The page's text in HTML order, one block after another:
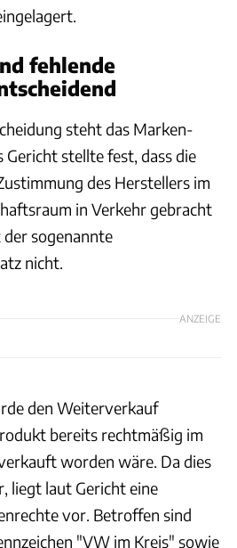
fehlende
steht das Marken-
Gericht stellte fest, dass die
des Herstellers im
in Verkehr gebracht
sogenannte
nicht.
ANZEIGE
den Weiterverkauf
bereits rechtmäßig im
worden wäre. Da dies
liegt laut Gericht eine
vor. Betroffen sind
"VW im Kreis" sowie